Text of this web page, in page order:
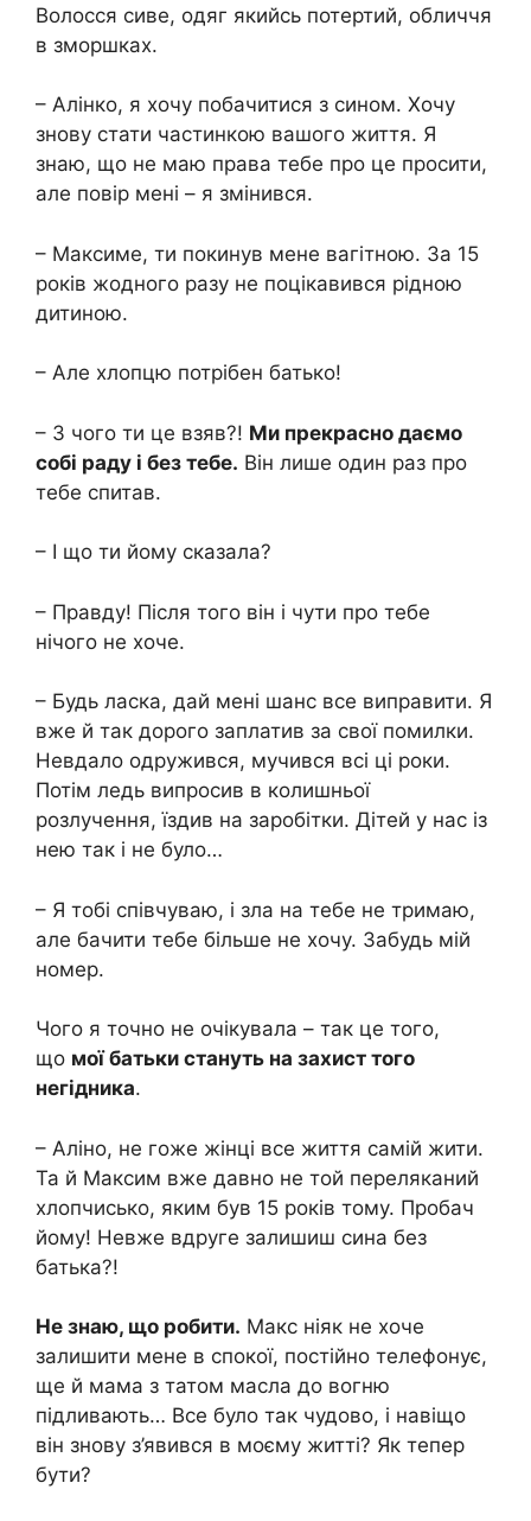
Волосся сиве, одяг якийсь потертий, обличчя
в зморшках.
– Алінко, я хочу побачитися з сином. Хочу
знову стати частинкою вашого життя. Я
знаю, що не маю права тебе про це просити,
але повір мені – я змінився.
– Максиме, ти покинув мене вагітною. За 15
років жодного разу не поцікавився рідною
дитиною.
– Але хлопцю потрібен батько!
– З чого ти це взяв?! Ми прекрасно даємо
собі раду і без тебе. Він лише один раз про
тебе спитав.
– І що ти йому сказала?
– Правду! Після того він і чути про тебе
нічого не хоче.
– Будь ласка, дай мені шанс все виправити. Я
вже й так дорого заплатив за свої помилки.
Невдало одружився, мучився всі ці роки.
Потім ледь випросив в колишньої
розлучення, їздив на заробітки. Дітей у нас із
нею так і не було…
– Я тобі співчуваю, і зла на тебе не тримаю,
але бачити тебе більше не хочу. Забудь мій
номер.
Чого я точно не очікувала – так це того,
що мої батьки стануть на захист того
негідника.
– Аліно, не гоже жінці все життя самій жити.
Та й Максим вже давно не той переляканий
хлопчисько, яким був 15 років тому. Пробач
йому! Невже вдруге залишиш сина без
батька?!
Не знаю, що робити. Макс ніяк не хоче
залишити мене в спокої, постійно телефонує,
ще й мама з татом масла до вогню
підливають… Все було так чудово, і навіщо
він знову з’явився в моєму житті? Як тепер
бути?